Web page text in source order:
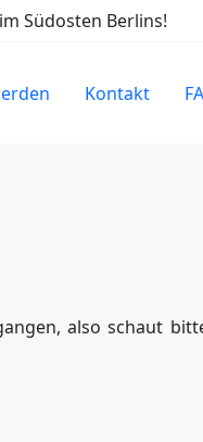
Südosten Berlins!
Kontakt
also schaut